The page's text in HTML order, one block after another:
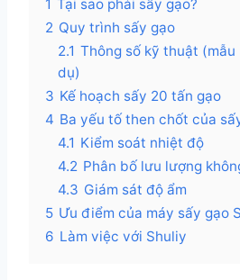
1 Tại sao phải sấy gạo?
2 Quy trình sấy gạo
2.1 Thông số kỹ thuật
dụ)
3 Kế hoạch sấy 20 tấn gạo
4 Ba yếu tố then chốt của
4.1 Kiểm soát nhiệt độ
4.2 Phân bố lưu lượng
4.3 Giám sát độ ẩm
5 Ưu điểm của máy sấy gạo
6 Làm việc với Shuliy